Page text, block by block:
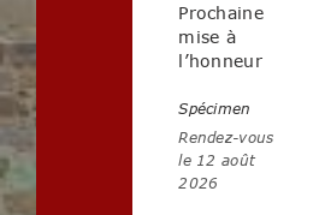
Prochaine
mise à
l’honneur
Spécimen
Rendez-vous
le 12 août
2026